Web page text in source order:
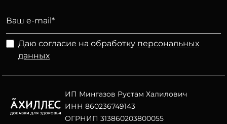
Даю согласие на обработку персональных
данных
ИП Мингазов Рустам Халилович
ИНН 860236749143
ОГРНИП 313860203800055